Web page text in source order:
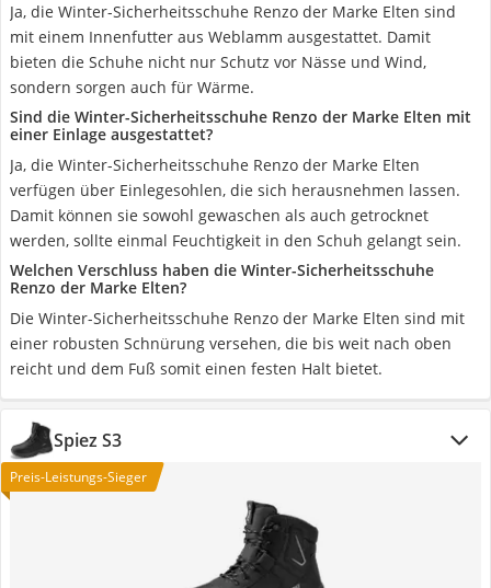
Ja, die Winter-Sicherheitsschuhe Renzo der Marke Elten sind
mit einem Innenfutter aus Weblamm ausgestattet. Damit
bieten die Schuhe nicht nur Schutz vor Nässe und Wind,
sondern sorgen auch für Wärme.
Sind die Winter-Sicherheitsschuhe Renzo der Marke Elten mit
einer Einlage ausgestattet?
Ja, die Winter-Sicherheitsschuhe Renzo der Marke Elten
verfügen über Einlegesohlen, die sich herausnehmen lassen.
Damit können sie sowohl gewaschen als auch getrocknet
werden, sollte einmal Feuchtigkeit in den Schuh gelangt sein.
Welchen Verschluss haben die Winter-Sicherheitsschuhe
Renzo der Marke Elten?
Die Winter-Sicherheitsschuhe Renzo der Marke Elten sind mit
einer robusten Schnürung versehen, die bis weit nach oben
reicht und dem Fuß somit einen festen Halt bietet.
Spiez S3
Preis-Leistungs-Sieger